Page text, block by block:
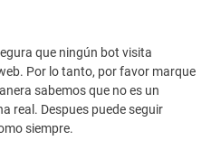
que ningún bot visita
Por lo tanto, por favor marque
sabemos que no es un
real. Despues puede seguir
siempre.